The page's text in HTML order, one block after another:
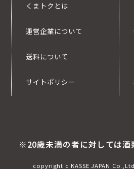
くまトクとは
運営企業について
送料について
サイトポリシー
※20歳未満の者に対しては酒
copyright c KASSE JAPAN